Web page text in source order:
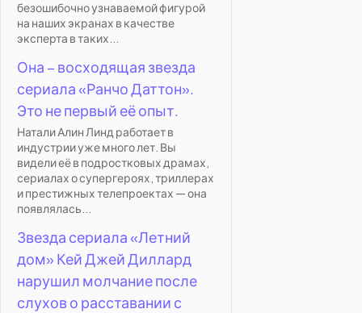
безошибочно узнаваемой фигурой
на наших экранах в качестве
эксперта в таких...
Она – восходящая звезда
сериала «Ранчо Даттон».
Это не первый её опыт.
Натали Алин Линд работает в
индустрии уже много лет. Вы
видели её в подростковых драмах,
сериалах о супергероях, триллерах
и престижных телепроектах — она
появлялась...
Звезда сериала «Летний
дом» Кей Джей Диллард
нарушил молчание после
слухов о расставании с